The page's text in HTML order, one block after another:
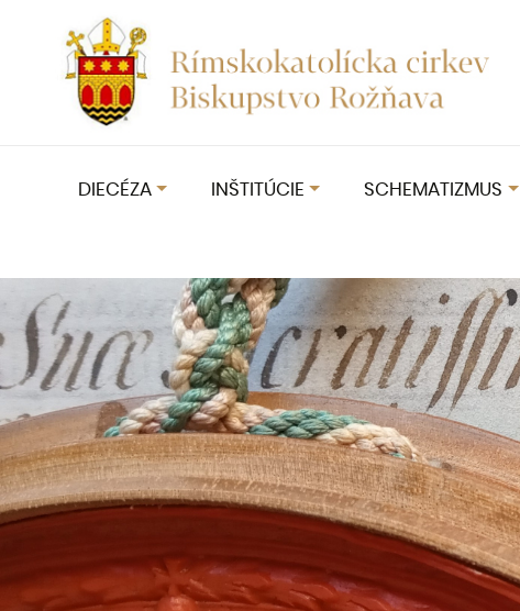
DIECÉZA INŠTITÚCIE SCHEMATIZMUS